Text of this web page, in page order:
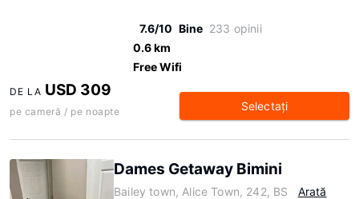
7.6/10 Bine 233 opinii
0.6 km
Free Wifi
DE LA USD 309
pe cameră / pe noapte Selectaţi
Dames Getaway Bimini
Bailey town, Alice Town, 242, BS
Arată